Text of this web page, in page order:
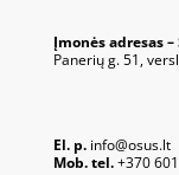
Įmonės adresas
Panerių g. 51,
El. p.info@osus.lt
Mob. tel.+370